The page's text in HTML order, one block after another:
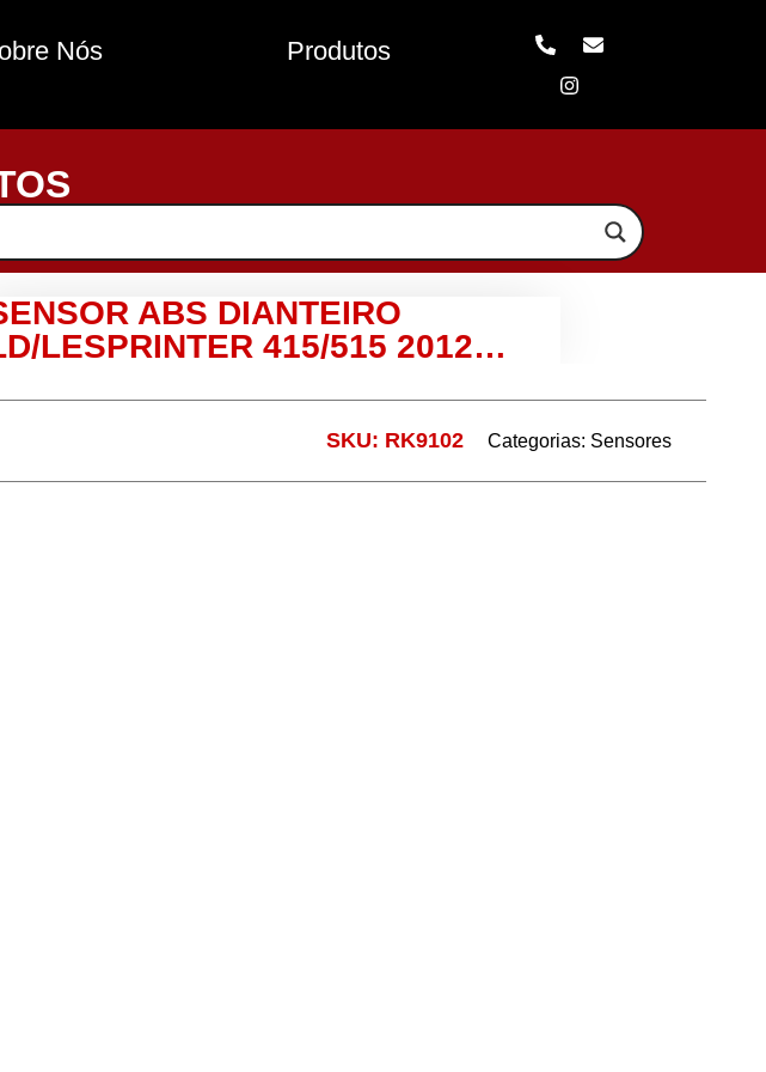
Nós Produtos
ABS DIANTEIRO
LESPRINTER 415/515 2012…
SKU: RK9102 Categorias: Sensores